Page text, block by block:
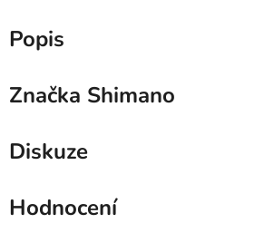
Popis
Značka Shimano
Diskuze
Hodnocení